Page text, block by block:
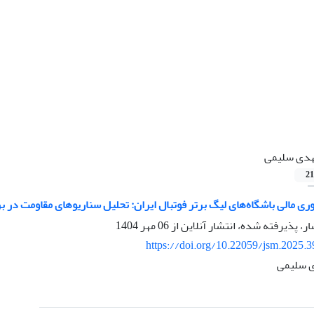
سلیمی
21
مالی باشگاه‌های لیگ برتر فوتبال ایران: تحلیل سناریوهای مقاومت
پذیرفته شده، انتشار آنلاین از06 مهر 1404
https://doi.org/10.22059/
سلیمی